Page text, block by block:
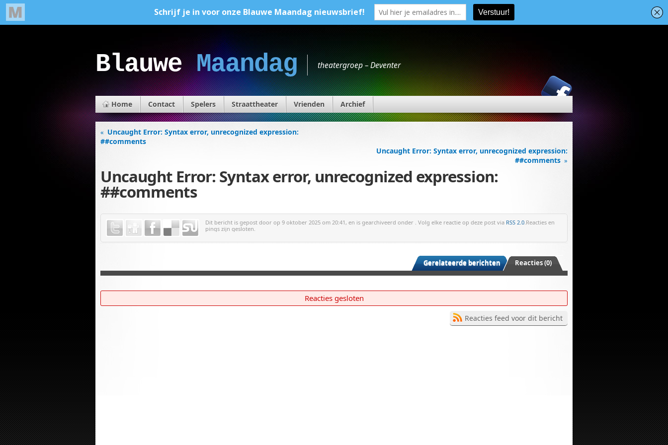
BlauweMaandag theatergroep – Deventer
Home Contact Spelers Straattheater Vrienden Archief
« Uncaught Error: Syntax error, unrecognized expression:
##comments
Uncaught Error: Syntax error, unrecognized expression:
##comments »
Uncaught Error: Syntax error, unrecognized expression:
##comments
Dit bericht is gepost door op 9 oktober 2025 om 20:41, en is gearchiveerd onder . Volg elke reactie op deze post via RSS 2.0.Reacties en
pings zijn gesloten.
Reacties (0)
Gerelateerde berichten
Reacties gesloten
Reacties feed voor dit bericht